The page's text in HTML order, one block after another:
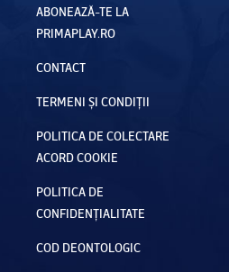
ABONEAZĂ-TE LA
PRIMAPLAY.RO
CONTACT
TERMENI ȘI CONDIȚII
POLITICA DE COLECTARE
ACORD COOKIE
POLITICA DE
CONFIDENȚIALITATE
COD DEONTOLOGIC